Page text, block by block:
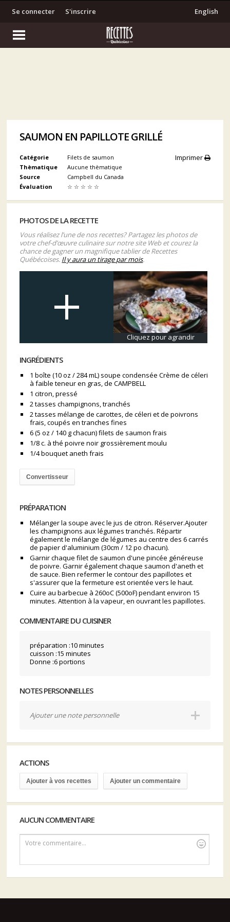
S'inscrire
Se connecter English
SAUMON EN PAPILLOTE GRILLÉ
Imprimer
Catégorie
Filets de saumon
Thèmatique
Aucune thèmatique
Source
Campbell du Canada
Évaluation
☆ ☆ ☆ ☆ ☆
PHOTOS DE LA RECETTE
Vous réalisez l’une de nos recettes? Partagez les photos de
votre chef-d’œuvre culinaire sur notre site Web et courez la
chance de gagner un magnifique tablier de Recettes
Québécoises. Il y aura un tirage par mois.
Cliquez pour agrandir
INGRÉDIENTS
1 boîte (10 oz / 284 mL) soupe condensée Crème de céleri
à faible teneur en gras, de CAMPBELL
1 citron, pressé
2 tasses champignons, tranchés
2 tasses mélange de carottes, de céleri et de poivrons
frais, coupés en tranches fines
6 (5 oz / 140 g chacun) filets de saumon frais
1/8 c. à thé poivre noir grossièrement moulu
1/4 bouquet aneth frais
Convertisseur
PRÉPARATION
Mélanger la soupe avec le jus de citron. Réserver.Ajouter
les champignons aux légumes tranchés. Répartir
également le mélange de légumes au centre des 6 carrés
de papier d'aluminium (30cm / 12 po chacun).
Garnir chaque filet de saumon d'une pincée généreuse
de poivre. Garnir également chaque saumon d'aneth et
de sauce. Bien refermer le contour des papillotes et
s'assurer que la fermeture est orientée vers le haut.
Cuire au barbecue à 260oC (500oF) pendant environ 15
minutes. Attention à la vapeur, en ouvrant les papillotes.
COMMENTAIRE DU CUISINER
préparation :10 minutes
cuisson :15 minutes
Donne :6 portions
NOTES PERSONNELLES
Ajouter une note personnelle
ACTIONS
Ajouter à vos recettes Ajouter un commentaire
AUCUN COMMENTAIRE
Votre commentaire...